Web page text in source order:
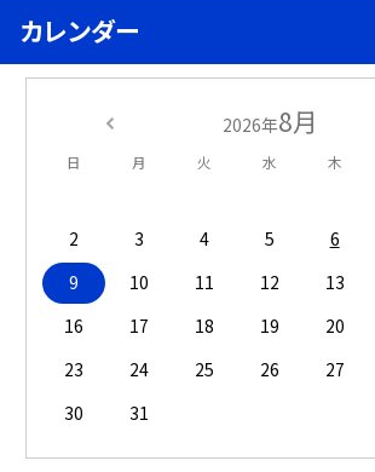
カレンダー
2026年8月
日 月 火 水 木
2
3 4 5 6
9
10 11 12 13
16
17 18 19 20
23
24 25 26 27
30
31